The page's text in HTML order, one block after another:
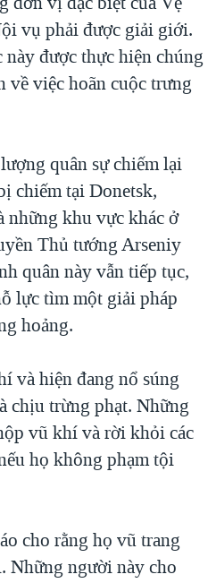
vụ phải được giải giới.
được thực hiện chúng
về việc hoãn cuộc trưng
quân sự chiếm lại
chiếm tại Donetsk,
những khu vực khác ở
Thủ tướng Arseniy
quân này vẫn tiếp tục,
lực tìm một giải pháp
hoảng.
và hiện đang nổ súng
chịu trừng phạt. Những
vũ khí và rời khỏi các
họ không phạm tội
cho rằng họ vũ trang
Những người này cho